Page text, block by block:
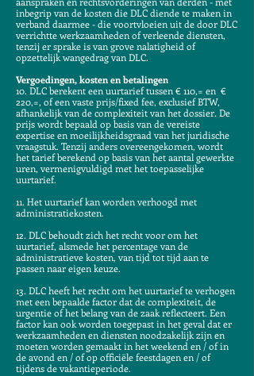
inbegrip van de kosten die DLC diende te maken in
verband daarmee - die voortvloeien uit de door DLC
verrichtte werkzaamheden of verleende diensten,
tenzij er sprake is van grove nalatigheid of
opzettelijk wangedrag van DLC.
Vergoedingen, kosten en betalingen
10. DLC berekent een uurtarief tussen € 110,= en €
220,=, of een vaste prijs/fixed fee, exclusief BTW,
afhankelijk van de complexiteit van het dossier. De
prijs wordt bepaald op basis van de vereiste
expertise en moeilijkheidsgraad van het juridische
vraagstuk. Tenzij anders overeengekomen, wordt
het tarief berekend op basis van het aantal gewerkte
uren, vermenigvuldigd met het toepasselijke
uurtarief.
11. Het uurtarief kan worden verhoogd met
administratiekosten.
12. DLC behoudt zich het recht voor om het
uurtarief, alsmede het percentage van de
administratieve kosten, van tijd tot tijd aan te
passen naar eigen keuze.
13. DLC heeft het recht om het uurtarief te verhogen
met een bepaalde factor dat de complexiteit, de
urgentie of het belang van de zaak reflecteert. Een
factor kan ook worden toegepast in het geval dat er
werkzaamheden en diensten noodzakelijk zijn en
moeten worden gemaakt in het weekend en / of in
de avond en / of op officiële feestdagen en / of
tijdens de vakantieperiode.